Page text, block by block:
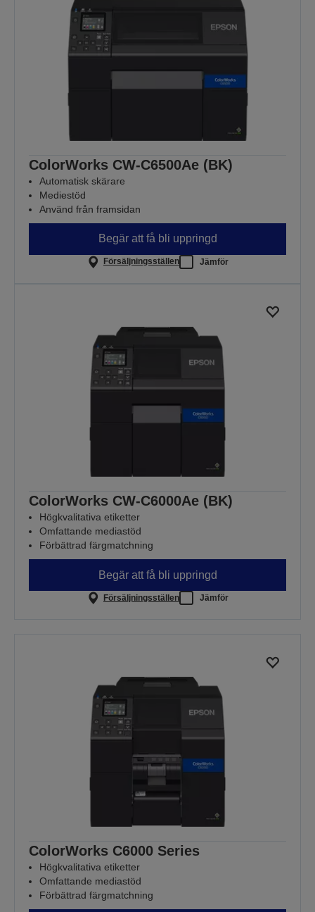
ColorWorks CW-C6500Ae (BK)
Automatisk skärare
Mediestöd
Använd från framsidan
Begär att få bli uppringd
Försäljningsställen Jämför
ColorWorks CW-C6000Ae (BK)
Högkvalitativa etiketter
Omfattande mediastöd
Förbättrad färgmatchning
Begär att få bli uppringd
Försäljningsställen Jämför
ColorWorks C6000 Series
Högkvalitativa etiketter
Omfattande mediastöd
Förbättrad färgmatchning